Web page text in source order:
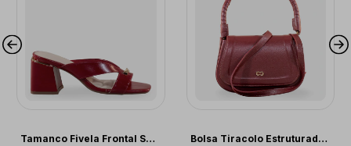
Tamanco Fivela Frontal Scarlet
Bolsa Tiracolo Estruturada Burgundy